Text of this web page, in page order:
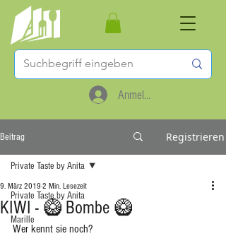
Anmelden
Beitrag Registrieren
Private Taste by Anita
Marille
Private Taste by Anita
KIWI - 🥝 Bombe 🥝
9. März 2019 2 Min. Lesezeit
Wer kennt sie noch?